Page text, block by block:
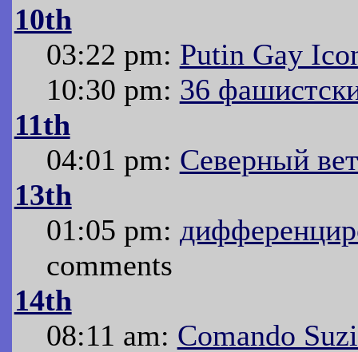
10th
03:22 pm: Putin Gay
10:30 pm: 36
11th
04:01 pm: Северный
13th
01:05 pm:
comments
14th
08:11 am: Comando